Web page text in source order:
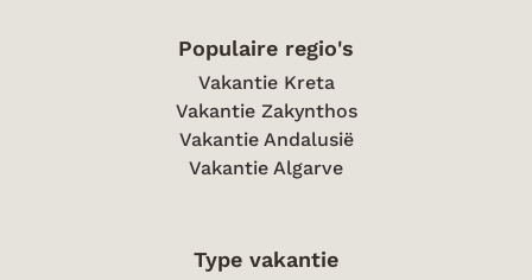
Populaire regio's
Vakantie Kreta
Vakantie Zakynthos
Vakantie Andalusië
Vakantie Algarve
Type vakantie